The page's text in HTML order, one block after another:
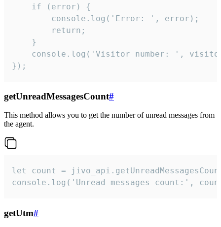
    if (error) {
        console.log('Error: ', error);
        return;
    }
console.log('Visitor number: ',
});
getUnreadMessagesCount#
This method allows you to get the number of unread messages from
the agent.
let count =
console.log('Unread messages count:',
getUtm#